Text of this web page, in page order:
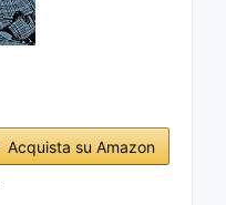
Acquista su Amazon